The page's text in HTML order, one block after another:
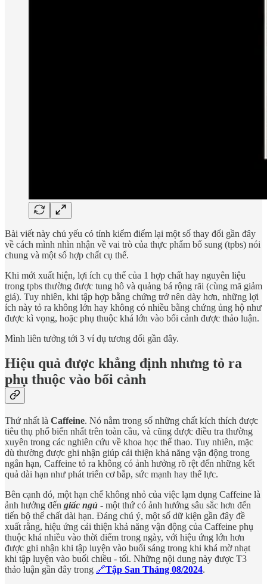
Bài viết này chủ yếu có tính kiểm điểm lại một số thay đổi gần đây
về cách mình nhìn nhận về vai trò của thực phẩm bổ sung (tpbs) nói
chung và một số hợp chất cụ thể.
Khi mới xuất hiện, lợi ích cụ thể của 1 hợp chất hay nguyên liệu
trong tpbs thường được tung hô và quảng bá rộng rãi (cùng mã giảm
giá). Tuy nhiên, khi tập hợp bằng chứng trở nên dày hơn, những lợi
ích này tỏ ra không lớn hay không có nhiều bằng chứng ủng hộ như
được kì vọng, hoặc phụ thuộc khá lớn vào bối cảnh được thảo luận.
Mình liên tưởng tới 3 ví dụ tương đối gần đây.
Hiệu quả được khẳng định nhưng tỏ ra
phụ thuộc vào bối cảnh
Thứ nhất là Caffeine. Nó nằm trong số những chất kích thích được
tiêu thụ phổ biến nhất trên toàn cầu, và cũng được điều tra thường
xuyên trong các nghiên cứu về khoa học thể thao. Tuy nhiên, mặc
dù thường được ghi nhận giúp cải thiện khả năng vận động trong
ngắn hạn, Caffeine tỏ ra không có ảnh hưởng rõ rệt đến những kết
quả dài hạn như phát triển cơ bắp, sức mạnh hay thể lực.
Bên cạnh đó, một hạn chế không nhỏ của việc lạm dụng Caffeine là
ảnh hưởng đến giấc ngủ - một thứ có ảnh hướng sâu sắc hơn đến
tiến bộ thể chất dài hạn. Đáng chú ý, một số dữ kiện gần đây đề
xuất rằng, hiệu ứng cải thiện khả năng vận động của Caffeine phụ
thuộc khá nhiều vào thời điểm trong ngày, với hiệu ứng lớn hơn
được ghi nhận khi tập luyện vào buổi sáng trong khi khá mờ nhạt
khi tập luyện vào buổi chiều - tối. Những nội dung này được T3
thảo luận gần đây trong 🔗Tập San Tháng 08/2024.